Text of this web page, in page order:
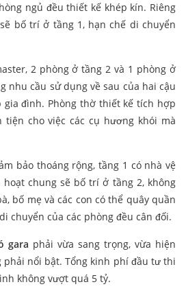
ngủ đều thiết kế khép kín. Riêng
bố trí ở tầng 1, hạn chế di chuyển
2 phòng ở tầng 2 và 1 phòng ở
nhu cầu sử dụng về sau của hai cậu
đình. Phòng thờ thiết kế tích hợp
tiện cho việc các cụ hương khói mà
bảo thoáng rộng, tầng 1 có nhà vệ
chung sẽ bố trí ở tầng 2, không
bố mẹ và các con có thể quây quần
chuyển của các phòng đều cân đối.
gara phải vừa sang trọng, vừa hiện
phải nổi bật. Tổng kinh phí đầu tư thi
không vượt quá 5 tỷ.